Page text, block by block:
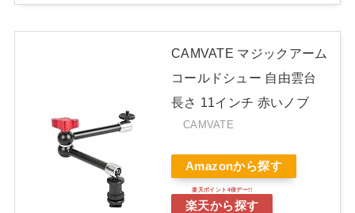
CAMVATE マジックアーム
コールドシュー 自由雲台
長さ 11インチ 赤いノブ
CAMVATE
Amazonから探す
楽天から探す